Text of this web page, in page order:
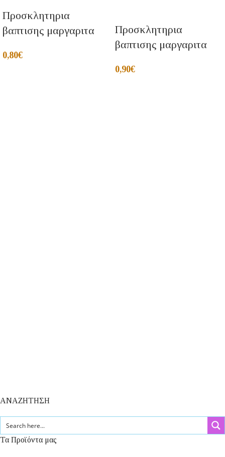
Προσκλητηρια
βαπτισης μαργαριτα
0,80€
Προσκλητηρια
βαπτισης μαργαριτα
0,90€
ΑΝΑΖΗΤΗΣΗ
Τα Προϊόντα μας